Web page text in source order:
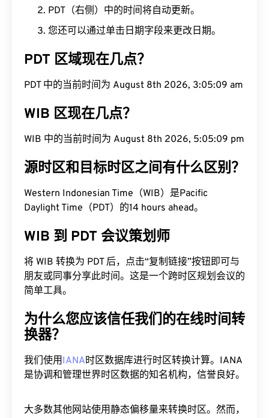
PDT（右侧）中的时间将自动更新。
您还可以通过单击日期字段来更改日期。
PDT 区域现在几点？
PDT 中的当前时间为 August 8th 2026, 3:05:10 am
WIB 区现在几点？
WIB 中的当前时间为 August 8th 2026, 5:05:10 pm
源时区和目标时区之间有什么区别？
Western Indonesian Time（WIB）是Pacific
Daylight Time（PDT）的14 hours ahead。
WIB 到 PDT 会议策划师
将 WIB 转换为 PDT 后，点击“复制链接”按钮即可与
朋友或同事分享此时间。这是一个跨时区规划会议的
简单工具。
为什么您应该信任我们的在线时间转
换器？
我们使用IANA时区数据库进行时区转换计算。IANA
是协调和管理世界时区数据的知名机构，信誉良好。
大多数其他网站使用静态偏移量来转换时区。然而，